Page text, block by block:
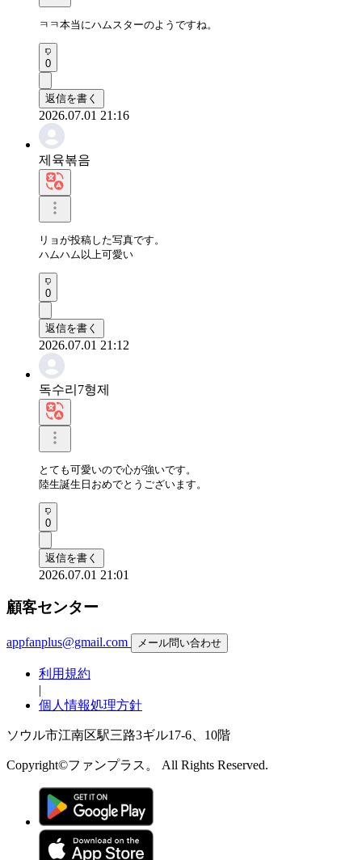
ㅋㅋ本当にハムスターのようですね。
0
返信を書く
2026.07.01 21:16
제육볶음
リョが投稿した写真です。
ハムハム以上可愛い
0
返信を書く
2026.07.01 21:12
독수리7형제
とても可愛いので心が強いです。
陸生誕生日おめでとうございます。
0
返信を書く
2026.07.01 21:01
顧客センター
appfanplus@gmail.com メール問い合わせ
利用規約
|
個人情報処理方針
ソウル市江南区駅三路3ギル17-6、10階
Copyright©ファンプラス。 All Rights Reserved.